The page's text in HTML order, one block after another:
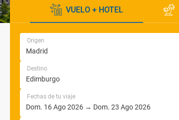
VUELO + HOTEL
Origen
Destino
Fechas de tu viaje